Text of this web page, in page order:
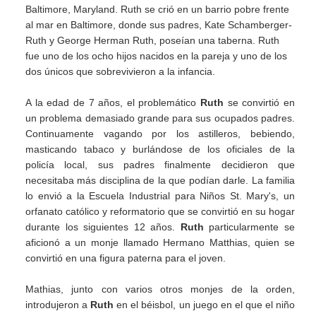
Baltimore, Maryland. Ruth se crió en un barrio pobre frente
al mar en Baltimore, donde sus padres, Kate Schamberger-
Ruth y George Herman Ruth, poseían una taberna. Ruth
fue uno de los ocho hijos nacidos en la pareja y uno de los
dos únicos que sobrevivieron a la infancia.
A la edad de 7 años, el problemático Ruth se convirtió en
un problema demasiado grande para sus ocupados padres.
Continuamente vagando por los astilleros, bebiendo,
masticando tabaco y burlándose de los oficiales de la
policía local, sus padres finalmente decidieron que
necesitaba más disciplina de la que podían darle. La familia
lo envió a la Escuela Industrial para Niños St. Mary's, un
orfanato católico y reformatorio que se convirtió en su hogar
durante los siguientes 12 años. Ruth particularmente se
aficionó a un monje llamado Hermano Matthias, quien se
convirtió en una figura paterna para el joven.
Mathias, junto con varios otros monjes de la orden,
introdujeron a Ruthen el béisbol, un juego en el que el niño